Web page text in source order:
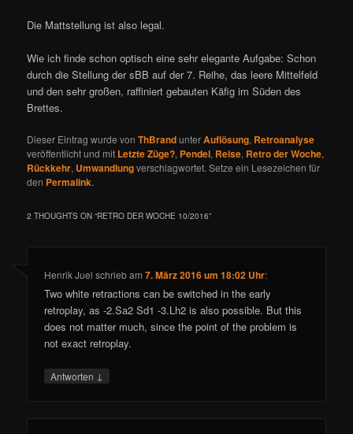
Die Mattstellung ist also legal.
Wie ich finde schon optisch eine sehr elegante Aufgabe: Schon
durch die Stellung der sBB auf der 7. Reihe, das leere Mittelfeld
und den sehr großen, raffiniert gebauten Käfig im Süden des
Brettes.
Dieser Eintrag wurde vonThBrandunterAuflösung, Retroanalyse
veröffentlicht und mit Letzte Züge?, Pendel, Reise, Retro der Woche,
Rückkehr, Umwandlungverschlagwortet. Setze ein Lesezeichen für
den Permalink.
2 THOUGHTS ON “RETRO DER WOCHE 10/2016”
Henrik Juel schriebam7. März 2016 um 18:02 Uhr:
Two white retractions can be switched in the early
retroplay, as -2.Sa2 Sd1 -3.Lh2 is also possible. But this
does not matter much, since the point of the problem is
not exact retroplay.
Antworten ↓